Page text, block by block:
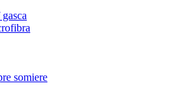
somiere